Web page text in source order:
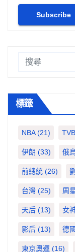
標籤
NBA(21) TVB
伊朗 (33) 俄
前總統 (26)
台灣 (25) 周
天后 (13) 女
影后 (13) 德
東京奧運 (16)